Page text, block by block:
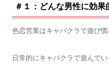
＃１：どんな男性に効果
色恋営業はキャバクラで遊び
日常的にキャバクラで遊んで